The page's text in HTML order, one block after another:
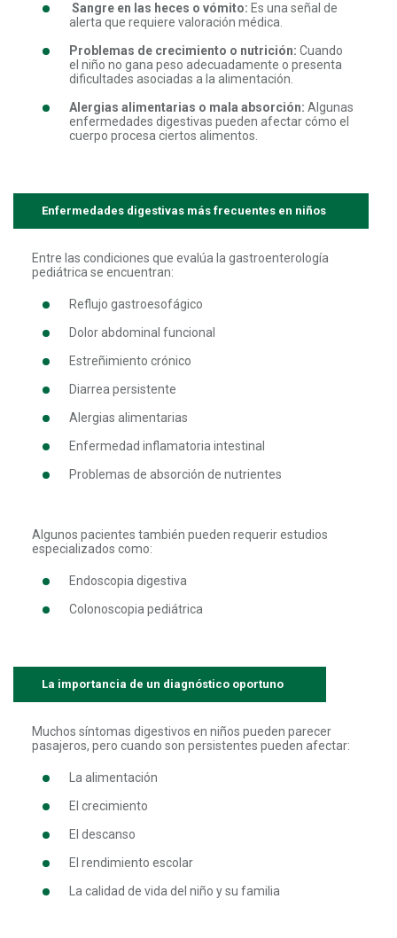
Sangre en las heces o vómito: Es una señal de
alerta que requiere valoración médica.
Problemas de crecimiento o nutrición: Cuando
el niño no gana peso adecuadamente o presenta
dificultades asociadas a la alimentación.
Alergias alimentarias o mala absorción: Algunas
enfermedades digestivas pueden afectar cómo el
cuerpo procesa ciertos alimentos.
Enfermedades digestivas más frecuentes en niños
Entre las condiciones que evalúa la gastroenterología
pediátrica se encuentran:
Reflujo gastroesofágico
Dolor abdominal funcional
Estreñimiento crónico
Diarrea persistente
Alergias alimentarias
Enfermedad inflamatoria intestinal
Problemas de absorción de nutrientes
Algunos pacientes también pueden requerir estudios
especializados como:
Endoscopia digestiva
Colonoscopia pediátrica
La importancia de un diagnóstico oportuno
Muchos síntomas digestivos en niños pueden parecer
pasajeros, pero cuando son persistentes pueden afectar:
La alimentación
El crecimiento
El descanso
El rendimiento escolar
La calidad de vida del niño y su familia